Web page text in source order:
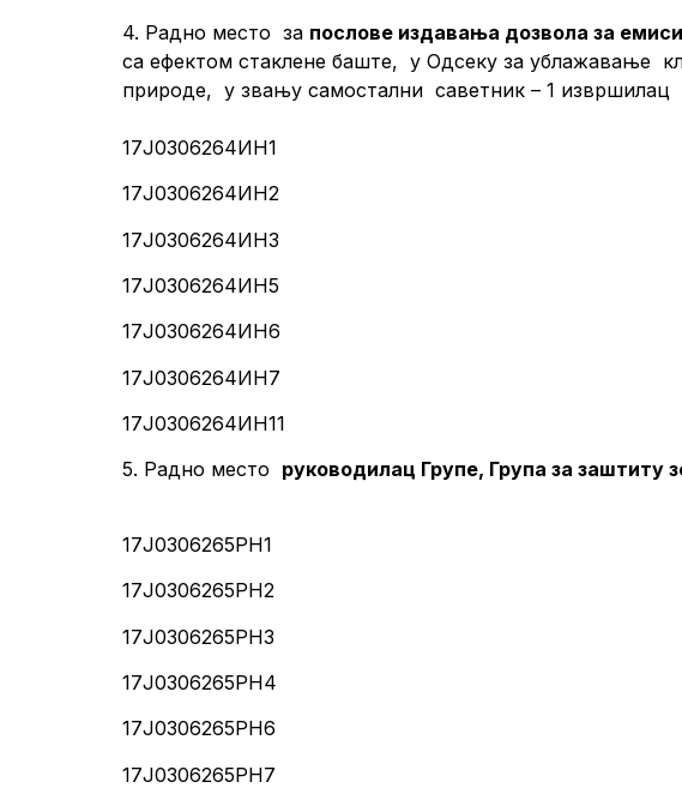
4. Радно место за послове издавања дозвола за
са ефектом стаклене баште, у Одсеку за ублажавање
природе, у звању самостални саветник – 1 извршилац
17Ј0306264ИН1
17Ј0306264ИН2
17Ј0306264ИН3
17Ј0306264ИН5
17Ј0306264ИН6
17Ј0306264ИН7
17Ј0306264ИН11
5. Радно место руководилац Групе, Група за заштиту
17Ј0306265РН1
17Ј0306265РН2
17Ј0306265РН3
17Ј0306265РН4
17Ј0306265РН6
17Ј0306265РН7